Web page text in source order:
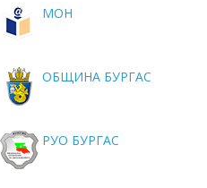
МОН
ОБЩИНА БУРГАС
РУО БУРГАС